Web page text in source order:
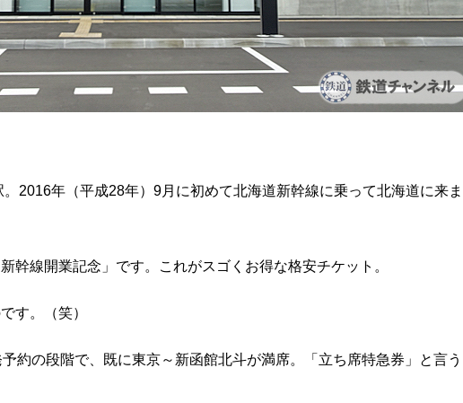
2016年（平成28年）9月に初めて北海道新幹線に乗って北海道に来ま
幹線開業記念」です。これがスゴくお得な格安チケット。
す。（笑）
約の段階で、既に東京～新函館北斗が満席。「立ち席特急券」と言う